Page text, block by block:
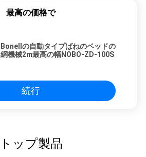
最高の価格で
Bonellの自動タイプばねのベッドの
網機械2m最高の幅NOBO-ZD-100S
続行
トップ製品